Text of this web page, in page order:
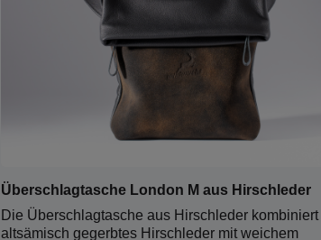
Überschlagtasche London M aus Hirschleder
Die Überschlagtasche aus Hirschleder kombiniert
altsämisch gegerbtes Hirschleder mit weichem